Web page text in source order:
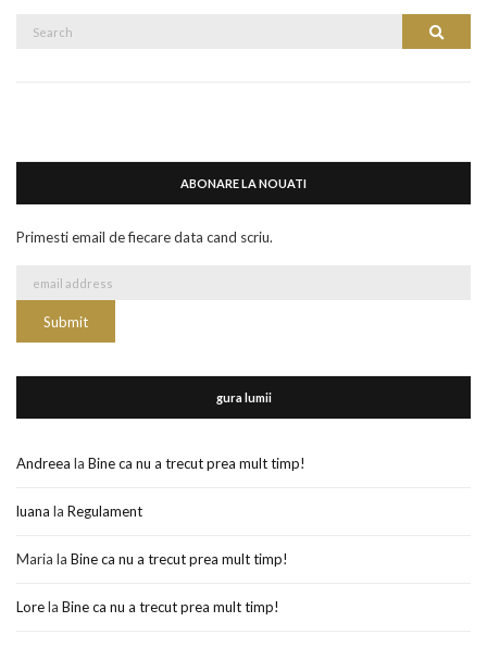
Search
ABONARE LA NOUATI
Primesti email de fiecare data cand scriu.
gura lumii
Andreea la Bine ca nu a trecut prea mult timp!
luana la Regulament
Maria la Bine ca nu a trecut prea mult timp!
Lorela Bine ca nu a trecut prea mult timp!